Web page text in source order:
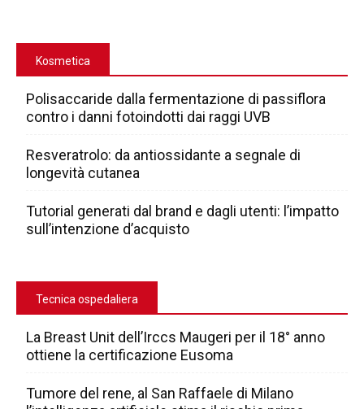
Kosmetica
Polisaccaride dalla fermentazione di passiflora
contro i danni fotoindotti dai raggi UVB
Resveratrolo: da antiossidante a segnale di
longevità cutanea
Tutorial generati dal brand e dagli utenti: l’impatto
sull’intenzione d’acquisto
Tecnica ospedaliera
La Breast Unit dell’Irccs Maugeri per il 18° anno
ottiene la certificazione Eusoma
Tumore del rene, al San Raffaele di Milano